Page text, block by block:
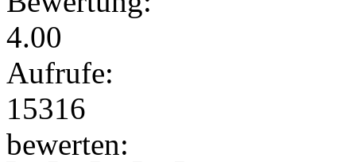
4.00
Aufrufe:
15316
bewerten: